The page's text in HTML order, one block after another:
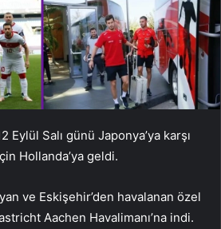
Eylül Salı günü Japonya’ya karşı
Hollanda’ya geldi.
ve Eskişehir’den havalanan özel
Aachen Havalimanı’na indi.